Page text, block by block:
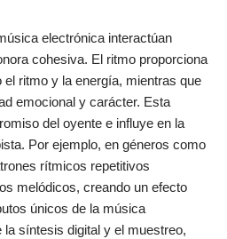
electrónica interactúan
cohesiva. El ritmo proporciona
el ritmo y la energía, mientras que
emocional y carácter. Esta
del oyente e influye en la
Por ejemplo, en géneros como
rítmicos repetitivos
melódicos, creando un efecto
únicos de la música
síntesis digital y el muestreo,